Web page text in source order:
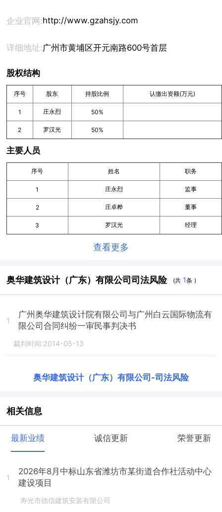
企业官网:http://www.gzahsjy.com
详细地址:广州市黄埔区开元南路600号首层
股权结构
序号 股东 持股比例 认缴出资额(万元)
1 庄永烈 50%
2 罗汉光 50%
主要人员
序号 姓名 职务
1 庄永烈 监事
2 庄卓桦 董事
3 罗汉光 经理
查看更多
奥华建筑设计（广东）有限公司司法风险 (共 1条 )
1
广州奥华建筑设计院有限公司与广州白云国际物流有
限公司合同纠纷一审民事判决书
裁判时间:2014-05-13
奥华建筑设计（广东）有限公司 -司法风险
相关信息
最新业绩 诚信更新 荣誉更新
1
2026年8月中标山东省潍坊市某街道合作社活动中心
建设项目
寿光市德信建筑安装有限公司